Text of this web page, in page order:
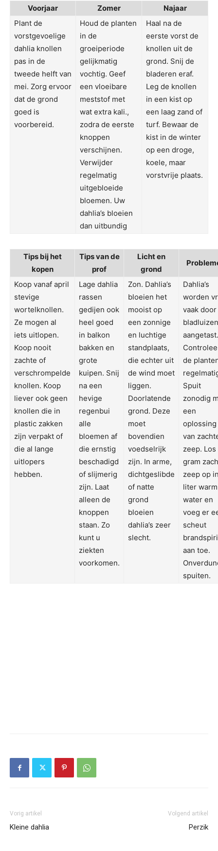
Voorjaar Zomer
Najaar
Plant de
vorstgevoelige
dahlia knollen
pas in de
tweede helft van
mei. Zorg ervoor
dat de grond
goed is
voorbereid.
Houd de planten
in de
groeiperiode
gelijkmatig
vochtig. Geef
een vloeibare
meststof met
wat extra kali.,
zodra de eerste
knoppen
verschijnen.
Verwijder
regelmatig
uitgebloeide
bloemen. Uw
dahlia’s bloeien
dan uitbundig
Haal na de
eerste vorst de
knollen uit de
grond. Snij de
bladeren eraf.
Leg de knollen
in een kist op
een laag zand of
turf. Bewaar de
kist in de winter
op een droge,
koele, maar
vorstvrije plaats.
Tips bij het
kopen
Tips van de
prof
Licht en
grond
Koop vanaf april
stevige
wortelknollen.
Ze mogen al
iets uitlopen.
Koop nooit
zachte of
verschrompelde
knollen. Koop
liever ook geen
knollen die in
plastic zakken
zijn verpakt of
die al lange
uitlopers
hebben.
Lage dahlia
rassen
gedijen ook
heel goed
in balkon
bakken en
grote
kuipen. Snij
na een
hevige
regenbui
alle
bloemen af
die ernstig
beschadigd
of slijmerig
zijn. Laat
alleen de
knoppen
staan. Zo
kunt u
ziekten
voorkomen.
Zon. Dahlia’s
bloeien het
mooist op
een zonnige
en luchtige
standplaats,
die echter uit
de wind moet
liggen.
Doorlatende
grond. Deze
moet
bovendien
voedselrijk
zijn. In arme,
dichtgeslibde
of natte
grond
bloeien
dahlia’s zeer
slecht.
Dahlia’s
worden
vaak door
bladluizen
aangetast.
de
Spuit
zonodig
een
oplossing
van
zeep.
gram
zeep op
liter warm
water en
voeg er
scheut
aan toe.
spuiten.
Vorig artikel
Kleine dahlia
Volgend artikel
Perzik